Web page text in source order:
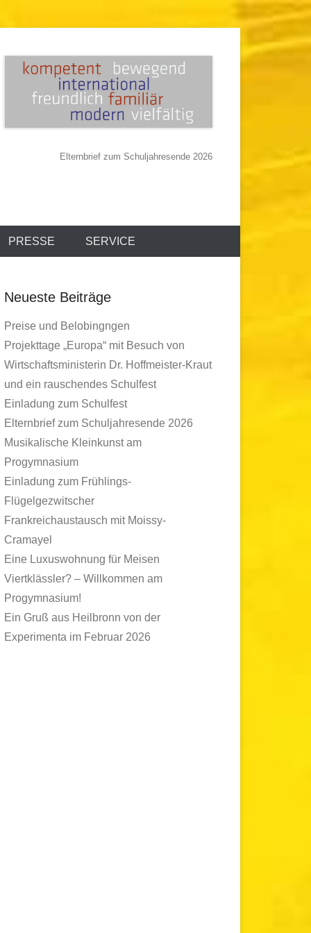
Elternbrief zum Schuljahresende 2026
PRESSE SERVICE
Neueste Beiträge
Preise und Belobingngen
Projekttage „Europa“ mit Besuch von
Wirtschaftsministerin Dr. Hoffmeister-Kraut
und ein rauschendes Schulfest
Einladung zum Schulfest
Elternbrief zum Schuljahresende 2026
Musikalische Kleinkunst am
Progymnasium
Einladung zum Frühlings-
Flügelgezwitscher
Frankreichaustausch mit Moissy-
Cramayel
Eine Luxuswohnung für Meisen
Viertklässler? – Willkommen am
Progymnasium!
Ein Gruß aus Heilbronn von der
Experimenta im Februar 2026